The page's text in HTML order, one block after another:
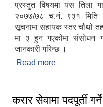
प्रस्तुत विषयमा यस तिला
२०७७/७८ च.नं. ९३१ मिति
सूचनामा सहायक स्तर चौथो
मा ३ हुन गएकोमा संसोधन
जानकारी गरिन्छ ।
Read more
करार सेवामा पदपूर्ती